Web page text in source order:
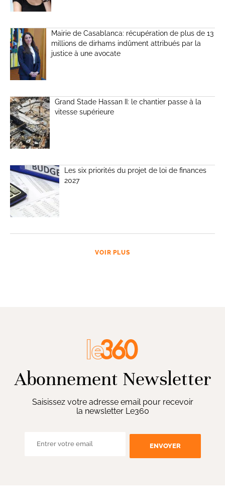
Mairie de Casablanca: récupération de plus de 13
millions de dirhams indûment attribués par la
justice à une avocate
Grand Stade Hassan II: le chantier passe à la
vitesse supérieure
Les six priorités du projet de loi de finances
2027
VOIR PLUS
Abonnement Newsletter
Saisissez votre adresse email pour recevoir
la newsletter Le360
ENVOYER